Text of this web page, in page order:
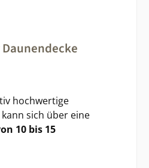
hochwertige
sich über eine
10 bis 15